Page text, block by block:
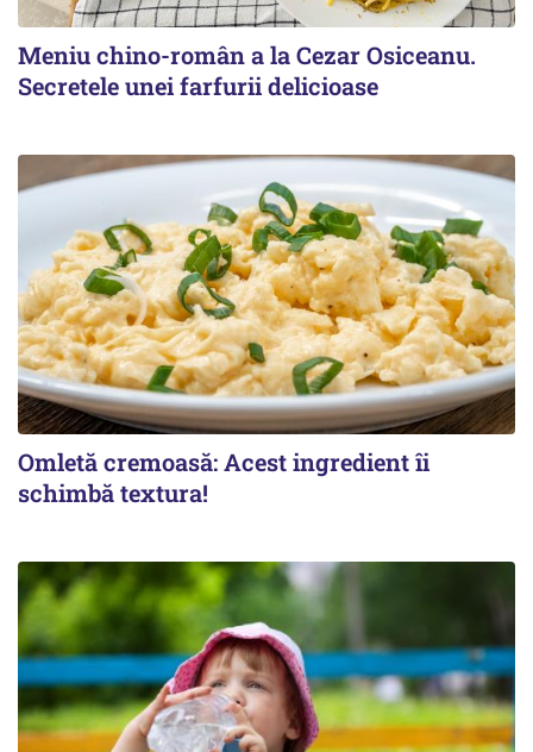
Meniu chino-român a la Cezar Osiceanu.
Secretele unei farfurii delicioase
Omletă cremoasă: Acest ingredient îi
schimbă textura!